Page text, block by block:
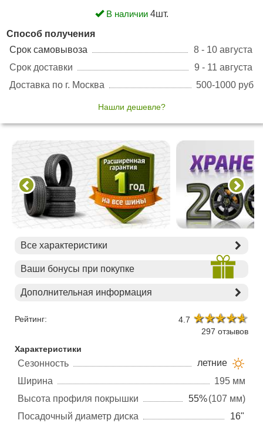
В наличии 4шт.
Способ получения
Срок самовывоза
8 - 10 августа
Срок доставки
9 - 11 августа
Доставка по г. Москва
500-1000 руб
Нашли дешевле?
Все характеристики
Ваши бонусы при покупке
Дополнительная информация
Рейтинг:
4.7
297 отзывов
Характеристики
Сезонность
летние
Ширина
195 мм
Высота профиля покрышки
55%(107 мм)
Посадочный диаметр диска
16"